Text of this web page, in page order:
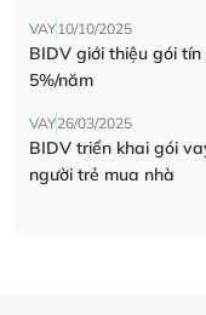
VAY10/10/2025
BIDV giới thiệu gói
5%/năm
VAY26/03/2025
BIDV triển khai gói
người trẻ mua nhà